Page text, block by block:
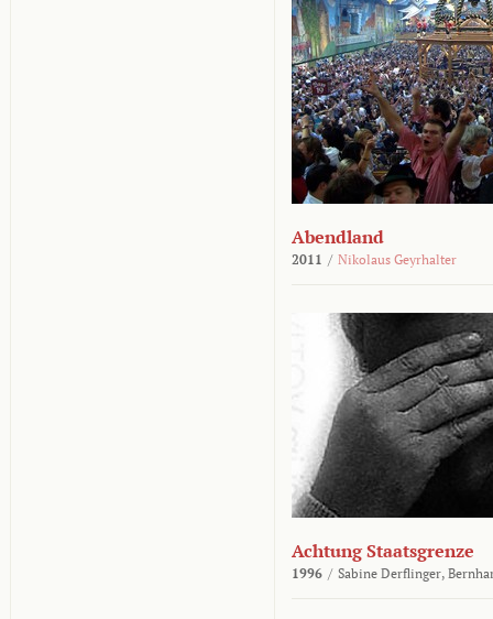
Abendland
2011 / Nikolaus Geyrhalter
Achtung Staatsgrenze
1996 / Sabine Derflinger,